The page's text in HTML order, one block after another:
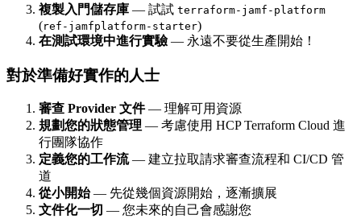
複製入門儲存庫 — 試試 terraform-jamf-platform
(ref-jamfplatform-starter)
在測試環境中進行實驗— 永遠不要從生產開始！
對於準備好實作的人士
審查 Provider 文件— 理解可用資源
規劃您的狀態管理 — 考慮使用 HCP Terraform Cloud 進
行團隊協作
定義您的工作流— 建立拉取請求審查流程和 CI/CD 管
道
從小開始— 先從幾個資源開始，逐漸擴展
文件化一切 — 您未來的自己會感謝您